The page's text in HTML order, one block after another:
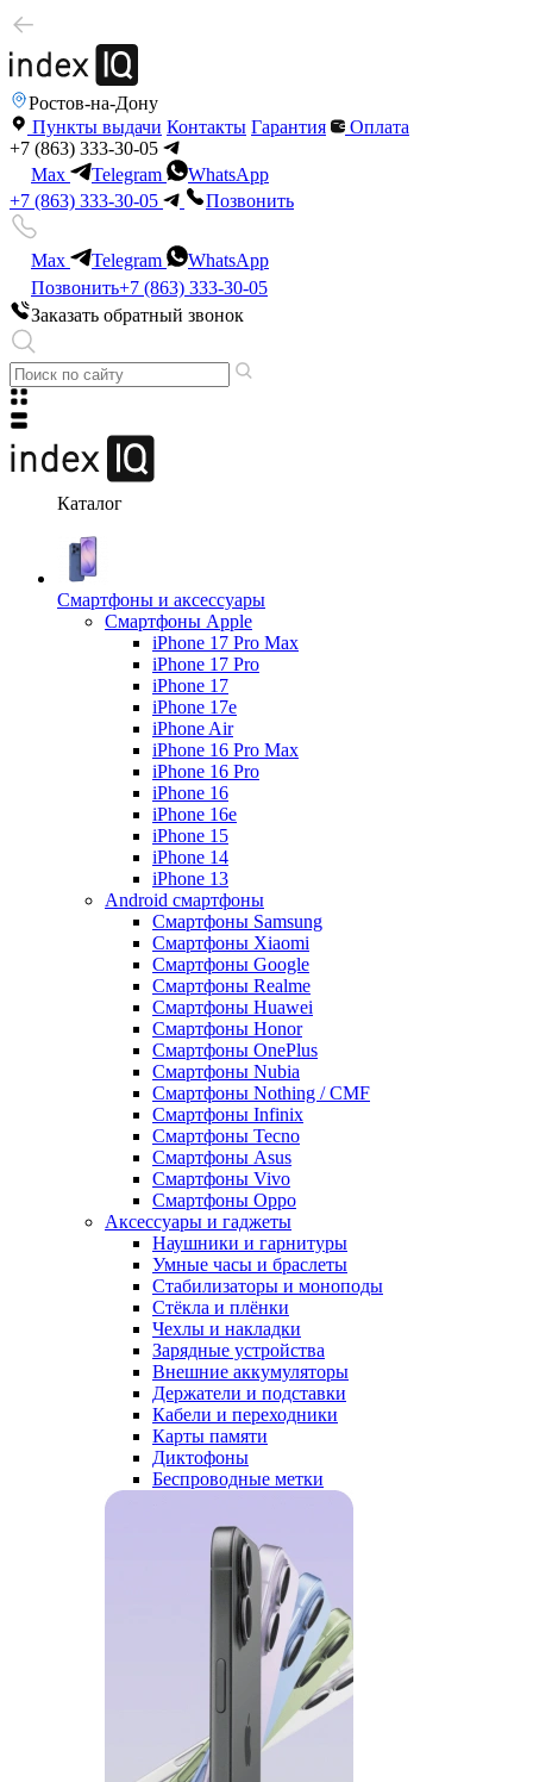
Ростов-на-Дону
Пункты выдачи Контакты Гарантия
Оплата
+7 (863) 333-30-05
Max
Telegram
WhatsApp
+7 (863) 333-30-05
Позвонить
Max Telegram
WhatsApp
Позвонить+7 (863) 333-30-05
Заказать обратный звонок
Каталог
Смартфоны и аксессуары
Смартфоны Apple
iPhone 17 Pro Max
iPhone 17 Pro
iPhone 17
iPhone 17e
iPhone Air
iPhone 16 Pro Max
iPhone 16 Pro
iPhone 16
iPhone 16e
iPhone 15
iPhone 14
iPhone 13
Android cмартфоны
Смартфоны Samsung
Смартфоны Xiaomi
Смартфоны Google
Смартфоны Realme
Смартфоны Huawei
Смартфоны Honor
Смартфоны OnePlus
Смартфоны Nubia
Смартфоны Nothing / CMF
Смартфоны Infinix
Смартфоны Tecno
Смартфоны Asus
Смартфоны Vivo
Смартфоны Oppo
Аксессуары и гаджеты
Наушники и гарнитуры
Умные часы и браслеты
Стабилизаторы и моноподы
Стёкла и плёнки
Чехлы и накладки
Зарядные устройства
Внешние аккумуляторы
Держатели и подставки
Кабели и переходники
Карты памяти
Диктофоны
Беспроводные метки